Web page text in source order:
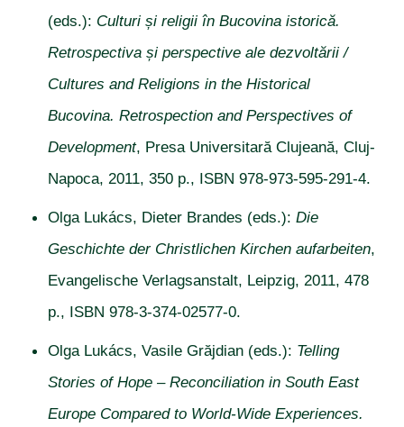
(eds.): Culturi și religii în Bucovina istorică.
Retrospectiva și perspective ale dezvoltării /
Cultures and Religions in the Historical
Bucovina. Retrospection and Perspectives of
Development, Presa Universitară Clujeană, Cluj-
Napoca, 2011, 350 p., ISBN 978-973-595-291-4.
Olga Lukács, Dieter Brandes (eds.):Die
Geschichte der Christlichen Kirchen aufarbeiten,
Evangelische Verlagsanstalt, Leipzig, 2011, 478
p., ISBN 978-3-374-02577-0.
Olga Lukács, Vasile Grăjdian (eds.): Telling
Stories of Hope – Reconciliation in South East
Europe Compared to World-Wide Experiences.